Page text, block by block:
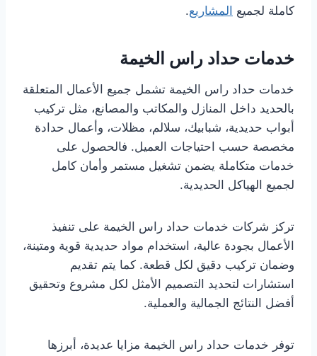
كاملة لجميع المشاريع.
خدمات حداد راس الخيمة
خدمات حداد راس الخيمة تشمل جميع الأعمال المتعلقة
بالحديد داخل المنازل والمكاتب والمصانع، مثل تركيب
أبواب حديدية، شبابيك، سلالم، مظلات، وأعمال حدادة
مخصصة حسب احتياجات العميل. فالحصول على
خدمات متكاملة يضمن تشغيل مستمر وأمان كامل
لجميع الهياكل الحديدية.
تركز شركات خدمات حداد راس الخيمة على تنفيذ
الأعمال بجودة عالية، استخدام مواد حديدية قوية ومتينة،
وضمان تركيب دقيق لكل قطعة. كما يتم تقديم
استشارات لتحديد التصميم الأمثل لكل مشروع وتحقيق
أفضل النتائج الجمالية والعملية.
توفر خدمات حداد راس الخيمة مزايا عديدة، أبرزها